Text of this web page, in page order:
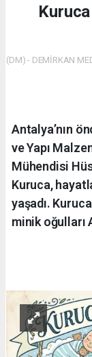
(DM) - DEMİRKAN
Antalya’nın
ve Yapı
Mühendisi
Kuruca,
yaşadı.
minik oğulları